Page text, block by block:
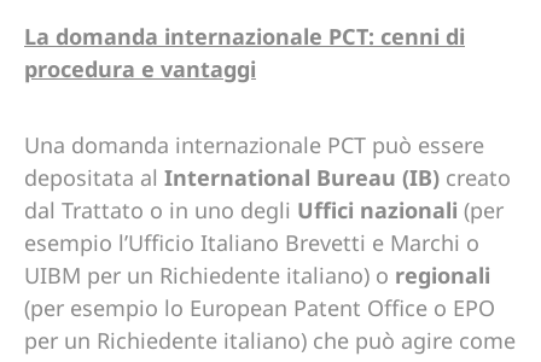
La domanda internazionale PCT: cenni di
procedura e vantaggi
Una domanda internazionale PCT può essere
depositata al International Bureau (IB) creato
dal Trattato o in uno degli Uffici nazionali (per
esempio l’Ufficio Italiano Brevetti e Marchi o
UIBM per un Richiedente italiano) o regionali
(per esempio lo European Patent Office o EPO
per un Richiedente italiano) che può agire come